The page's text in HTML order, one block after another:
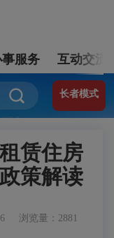
事服务 互动交流
长者模式
赁住房
策解读
浏览量：2881